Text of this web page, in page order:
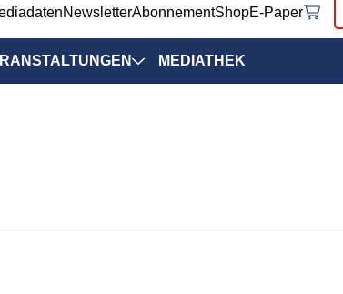
NewsletterAbonnementShopE-Paper
MEDIATHEK